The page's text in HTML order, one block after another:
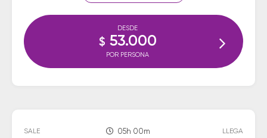
DESDE
$ 53.000
POR PERSONA
SALE 05h 00m LLEGA